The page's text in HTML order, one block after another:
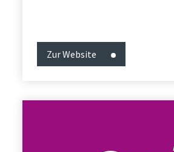
Zur Website